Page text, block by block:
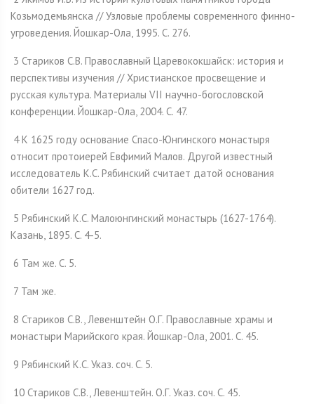
Козьмодемьянска // Узловые проблемы современного финно-
угроведения. Йошкар-Ола, 1995. С. 276.
3 Стариков С.В. Православный Царевококшайск: история и
перспективы изучения // Христианское просвещение и
русская культура. Материалы VII научно-богословской
конференции. Йошкар-Ола, 2004. С. 47.
4 К 1625 году основание Спасо-Юнгинского монастыря
относит протоиерей Евфимий Малов. Другой известный
исследователь К.С. Рябинский считает датой основания
обители 1627 год.
5 Рябинский К.С. Малоюнгинский монастырь (1627-1764).
Казань, 1895. С. 4-5.
6 Там же. С. 5.
7 Там же.
8 Стариков С.В., Левенштейн О.Г. Православные храмы и
монастыри Марийского края. Йошкар-Ола, 2001. С. 45.
9 Рябинский К.С. Указ. соч. С. 5.
10 Стариков С.В., Левенштейн. О.Г. Указ. соч. С. 45.